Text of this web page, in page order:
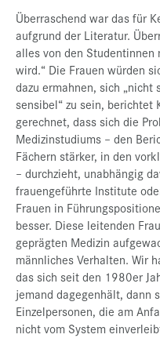
Überraschend war das für
aufgrund der Literatur.
alles von den
wird.“ Die Frauen würden
dazu ermahnen, sich „nicht
sensibel“ zu sein,
gerechnet, dass sich die
Medizinstudiums – den
Fächern stärker, in den
– durchzieht, unabhängig
frauengeführte Institute
Frauen in
besser. Diese leitenden
geprägten Medizin
männliches Verhalten. Wir
das sich seit den 1980er
jemand dagegenhält, dann
Einzelpersonen, die am
nicht vom System